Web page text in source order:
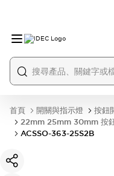
首頁 開關與指示燈
按鈕
22mm 25mm 30mm 按
ACSSO-363-25S2B